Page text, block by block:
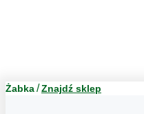
Żabka Znajdź sklep